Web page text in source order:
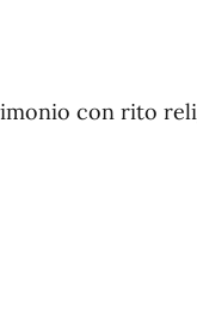
con rito